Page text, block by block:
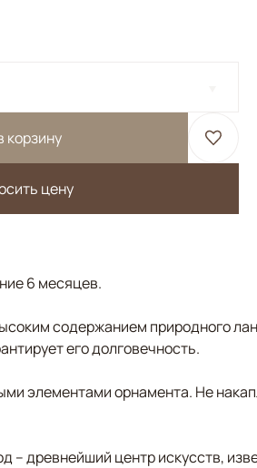
корзину
цену
6 месяцев.
содержанием природного
его долговечность.
элементами орнамента. Не
– древнейший центр искусств,